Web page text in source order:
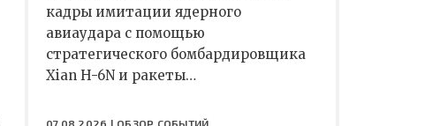
кадры имитации ядерного
авиаудара с помощью
стратегического бомбардировщика
Xian H-6N и ракеты…
07.08.2026 | ОБЗОР СОБЫТИЙ